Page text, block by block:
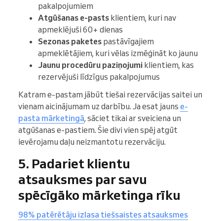
pakalpojumiem
Atgūšanas e-pasts klientiem, kuri nav
apmeklējuši 60+ dienas
Sezonas paketes pastāvīgajiem
apmeklētājiem, kuri vēlas izmēģināt ko jaunu
Jaunu procedūru paziņojumi klientiem, kas
rezervējuši līdzīgus pakalpojumus
Katram e-pastam jābūt tiešai rezervācijas saitei un
vienam aicinājumam uz darbību. Ja esat jauns e-
pasta mārketingā, sāciet tikai ar sveiciena un
atgūšanas e-pastiem. Šie divi vien spēj atgūt
ievērojamu daļu neizmantotu rezervāciju.
5. Padariet klientu
atsauksmes par savu
spēcīgāko mārketinga rīku
98% patērētāju izlasa tiešsaistes atsauksmes